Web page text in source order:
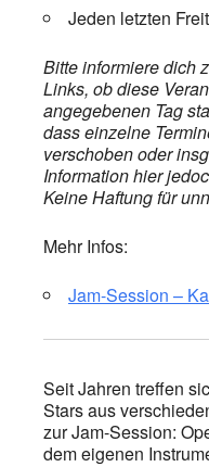
Jeden letzten
Bitte informiere dich
Links, ob diese
angegebenen Tag
dass einzelne
verschoben oder
Information hier
Keine Haftung für
Mehr Infos:
Jam-Session –
Seit Jahren treffen
Stars aus
zur Jam-Session:
dem eigenen